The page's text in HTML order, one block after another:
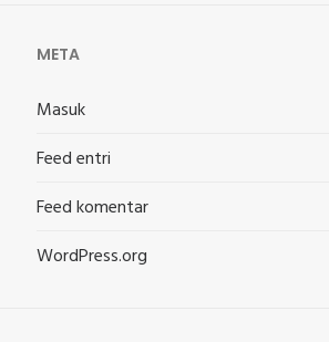
META
Masuk
Feed entri
Feed komentar
WordPress.org